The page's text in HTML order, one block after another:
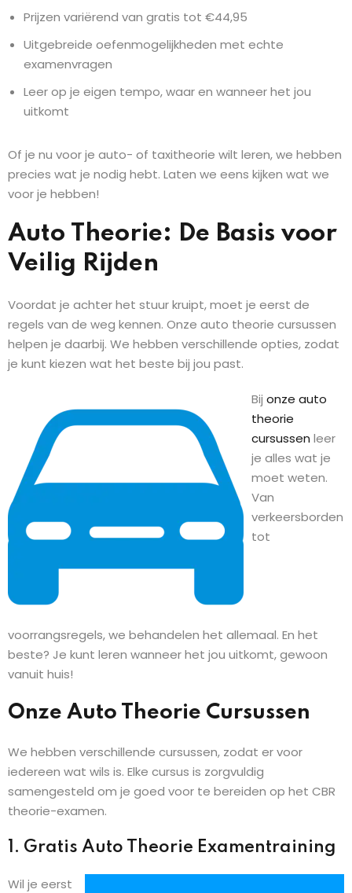
Prijzen variërend van gratis tot €44,95
Uitgebreide oefenmogelijkheden met echte
examenvragen
Leer op je eigen tempo, waar en wanneer het jou
uitkomt
Of je nu voor je auto- of taxitheorie wilt leren, we hebben
precies wat je nodig hebt. Laten we eens kijken wat we
voor je hebben!
Auto Theorie: De Basis voor
Veilig Rijden
Voordat je achter het stuur kruipt, moet je eerst de
regels van de weg kennen. Onze auto theorie cursussen
helpen je daarbij. We hebben verschillende opties, zodat
je kunt kiezen wat het beste bij jou past.
Bij onze auto
theorie
cursussen leer
je alles wat je
moet weten.
Van
verkeersborden
tot
voorrangsregels, we behandelen het allemaal. En het
beste? Je kunt leren wanneer het jou uitkomt, gewoon
vanuit huis!
Onze Auto Theorie Cursussen
We hebben verschillende cursussen, zodat er voor
iedereen wat wils is. Elke cursus is zorgvuldig
samengesteld om je goed voor te bereiden op het CBR
theorie-examen.
1. Gratis Auto Theorie Examentraining
Wil je eerst